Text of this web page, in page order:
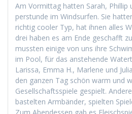
Am Vor­mit­tag hat­ten Sarah, Phillip
per­stunde im Wind­sur­fen. Sie
richtig cool­er Typ, hat ihnen alles
drei haben es am Ende geschafft
mussten einige von uns ihre
im Pool, für das anste­hende
Laris­sa, Emma H., Mar­lene und
den ganzen Tag schön warm und
Gesellschaftsspiele gespielt.
bastel­ten Arm­bän­der, spiel­ten